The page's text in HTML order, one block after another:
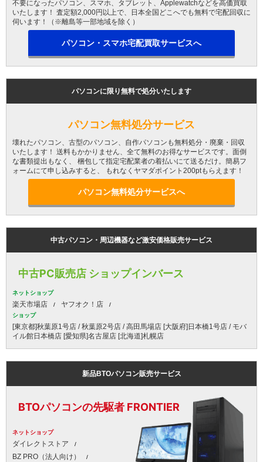
不要になったパソコン、スマホ、タブレット、Applewatchなどを高価買取
いたします！ 査定額2,000円以上で、日本全国どこへでも無料で宅配回収に
伺います！（※離島等一部地域を除く）
パソコン・スマホ宅配買取サービスへ
パソコンに限り無料で処分いたします
パソコン無料処分サービス
壊れたパソコン、古型のパソコン、自作パソコンも無料処分・廃棄・回収
いたします！ 送料もかかりません、全て無料のお得なサービスです。面倒
な書類提出もなく、 梱包して指定宅配業者の着払いにて送るだけ。簡易フ
ォームにて申し込みすると、 もれなくヤマダポイント200ptもらえます！
パソコン無料処分サービスへ
中古パソコン・周辺機器など激安価格販売サービス
中古PC販売店 ショップインバース
ネットショップ
楽天市場店 ヤフオク！店
ショップ
[東京都]秋葉原1号店 / 秋葉原2号店 / 高田馬場店 [大阪府]日本橋1号店 / モバ
イル館日本橋店 [愛知県]名古屋店 [北海道]札幌店
新品BTOパソコン販売サービス
BTOパソコンの先駆者 FRONTIER
ネットショップ
ダイレクトストア
BZ PRO（法人向け）